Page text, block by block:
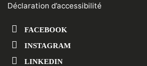
Déclaration d’accessibilité
FACEBOOK
INSTAGRAM
LINKEDIN